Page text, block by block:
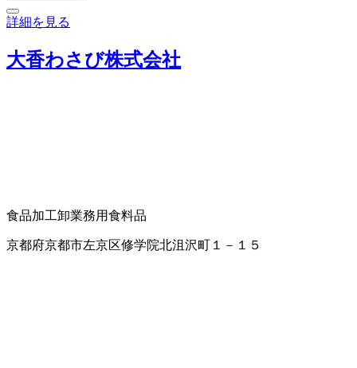
詳細を見る
大香わさび株式会社
食品加工卸業務用食料品
京都府京都市左京区修学院北沮沢町１－１５